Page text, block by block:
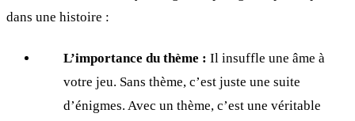
dans une histoire :
L’importance du thème : Il insuffle une âme à
votre jeu. Sans thème, c’est juste une suite
d’énigmes. Avec un thème, c’est une véritable